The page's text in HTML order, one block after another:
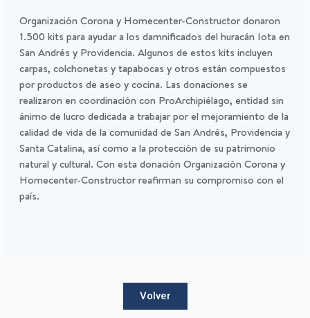
Organización Corona y Homecenter-Constructor donaron
1.500 kits para ayudar a los damnificados del huracán Iota en
San Andrés y Providencia. Algunos de estos kits incluyen
carpas, colchonetas y tapabocas y otros están compuestos
por productos de aseo y cocina. Las donaciones se
realizaron en coordinación con ProArchipiélago, entidad sin
ánimo de lucro dedicada a trabajar por el mejoramiento de la
calidad de vida de la comunidad de San Andrés, Providencia y
Santa Catalina, así como a la protección de su patrimonio
natural y cultural. Con esta donación Organización Corona y
Homecenter-Constructor reafirman su compromiso con el
país.
Volver